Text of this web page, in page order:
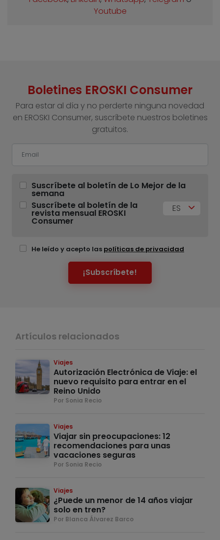
Youtube
Boletines EROSKI Consumer
Para estar al día y no perderte ninguna novedad
en EROSKI Consumer, suscríbete nuestros boletines
gratuitos.
Suscríbete al boletín de Lo Mejor de la
semana
Suscríbete al boletín de la
revista mensual EROSKI
Consumer
ES
He leído y acepto las políticas de privacidad
¡Subscríbete!
Artículos relacionados
Viajes
Autorización Electrónica de Viaje: el
nuevo requisito para entrar en el
Reino Unido
Por Sonia Recio
Viajes
Viajar sin preocupaciones: 12
recomendaciones para unas
vacaciones seguras
Por Sonia Recio
Viajes
¿Puede un menor de 14 años viajar
solo en tren?
Por Blanca Álvarez Barco